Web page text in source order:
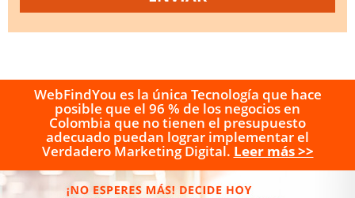
WebFindYou es la única Tecnología que hace
posible que el 96 % de los negocios en
Colombia que no tienen el presupuesto
adecuado puedan lograr implementar el
Verdadero Marketing Digital. Leer más >>